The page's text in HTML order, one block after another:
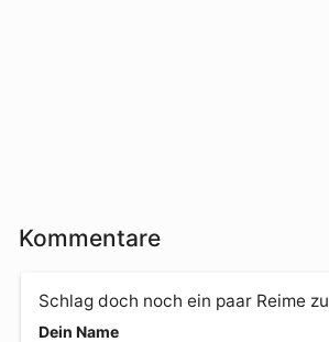
Kommentare
Schlag doch noch ein paar Reime zu
Dein Name